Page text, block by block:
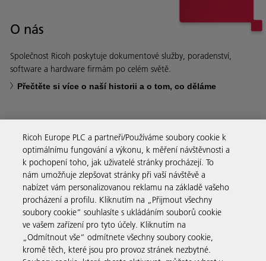
O nás
Společnost Ricoh poskytuje dokumentové služby, poradenství,
software a hardware firmám po celém světě.
Přečtěte si více o naší historii a o tom, co děláme
Firemní řešení
Produkty a služby
Podpora a kontakt
Ricoh Europe PLC a partneři/Používáme soubory cookie k
optimálnímu fungování a výkonu, k měření návštěvnosti a
k pochopení toho, jak uživatelé stránky procházejí. To
nám umožňuje zlepšovat stránky při vaší návštěvě a
nabízet vám personalizovanou reklamu na základě vašeho
procházení a profilu. Kliknutím na „Přijmout všechny
soubory cookie“ souhlasíte s ukládáním souborů cookie
ve vašem zařízení pro tyto účely. Kliknutím na
„Odmítnout vše“ odmítnete všechny soubory cookie,
kromě těch, které jsou pro provoz stránek nezbytné.